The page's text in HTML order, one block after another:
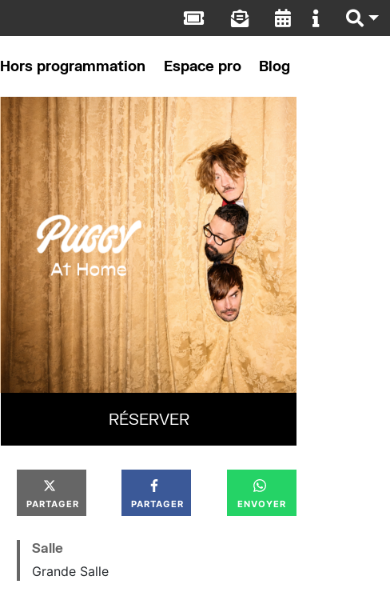
Hors programmation Espace pro Blog
RÉSERVER
PARTAGER PARTAGER ENVOYER
Salle
Grande Salle